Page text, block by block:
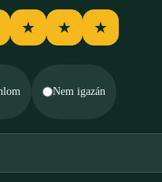
★ ★ ★
Nem igazán